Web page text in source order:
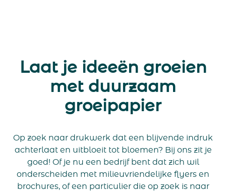
Laat je ideeën groeien
met duurzaam
groeipapier
Op zoek naar drukwerk dat een blijvende indruk
achterlaat en uitbloeit tot bloemen? Bij ons zit je
goed! Of je nu een bedrijf bent dat zich wil
onderscheiden met milieuvriendelijke flyers en
brochures, of een particulier die op zoek is naar